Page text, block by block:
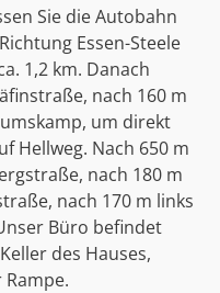
Sie die Autobahn
Essen-Steele
1,2 km. Danach
nach 160 m
um direkt
Hellweg. Nach 650 m
nach 180 m
nach 170 m links
Büro befindet
des Hauses,